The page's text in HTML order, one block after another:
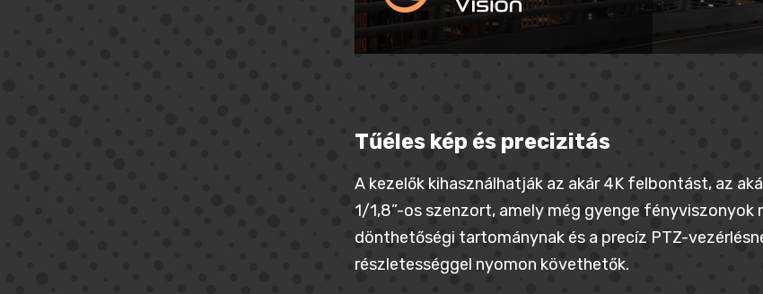
Tűéles kép és precizitás
A kezelők kihasználhatják az akár 4K felbontást, az
1/1,8”-os szenzort, amely még gyenge
dönthetőségi tartománynak és a precíz PTZ-
részletességgel nyomon követhetők.